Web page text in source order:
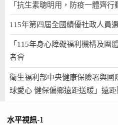
「抗生素聰明用，防疫一體齊
115年第四屆全國績優社政人員
「115年身心障礙福利機構及團
者會
衛生福利部中央健康保險署與國
球愛心 健保偏鄉遠距送暖」遠
水平視訊-1